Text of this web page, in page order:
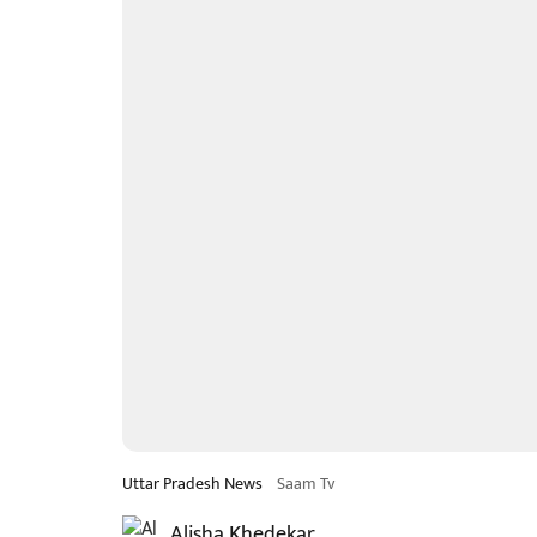
Uttar Pradesh News Saam Tv